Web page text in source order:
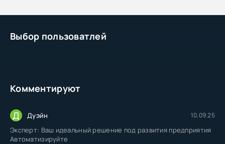
Выбор пользоватлей
Комментируют
Д Дуэйн 10.09.25
Эксперт: Ваш идеальный решение под развития предприятия
Автоматизируйте